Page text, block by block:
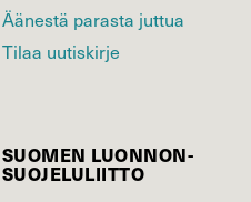
Äänestä parasta juttua
Tilaa uutiskirje
SUOMEN LUONNON­
SUOJELU­LIITTO